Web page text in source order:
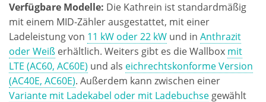
Verfügbare Modelle: Die Kathrein ist standardmäßig
mit einem MID-Zähler ausgestattet, mit einer
Ladeleistung von 11 kW oder 22 kW und in Anthrazit
oder Weiß erhältlich. Weiters gibt es die Wallbox mit
LTE (AC60, AC60E) und als eichrechtskonforme Version
(AC40E, AC60E). Außerdem kann zwischen einer
Variante mit Ladekabel oder mit Ladebuchse gewählt